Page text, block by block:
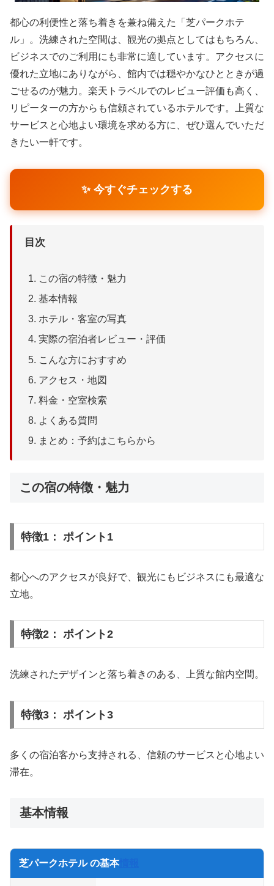
都心の利便性と落ち着きを兼ね備えた「芝パークホテ
ル」。洗練された空間は、観光の拠点としてはもちろん、
ビジネスでのご利用にも非常に適しています。アクセスに
優れた立地にありながら、館内では穏やかなひとときが過
ごせるのが魅力。楽天トラベルでのレビュー評価も高く、
リピーターの方からも信頼されているホテルです。上質な
サービスと心地よい環境を求める方に、ぜひ選んでいただ
きたい一軒です。
✨ 今すぐチェックする
目次
この宿の特徴・魅力
基本情報
ホテル・客室の写真
実際の宿泊者レビュー・評価
こんな方におすすめ
アクセス・地図
料金・空室検索
よくある質問
まとめ：予約はこちらから
この宿の特徴・魅力
特徴1： ポイント1
都心へのアクセスが良好で、観光にもビジネスにも最適な
立地。
特徴2： ポイント2
洗練されたデザインと落ち着きのある、上質な館内空間。
特徴3： ポイント3
多くの宿泊客から支持される、信頼のサービスと心地よい
滞在。
基本情報
芝パークホテル の基本情報